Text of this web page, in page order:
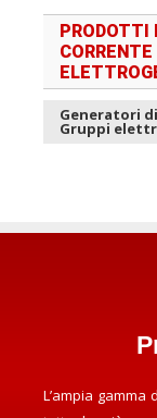
PRODOTTI
Generatori
Gruppi
L’ampia